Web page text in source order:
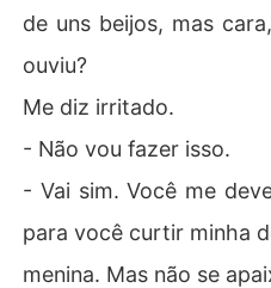
de uns beijos, mas
ouviu?
Me diz irritado.
- Não vou fazer isso.
- Vai sim. Você me
para você curtir minha
menina. Mas não se